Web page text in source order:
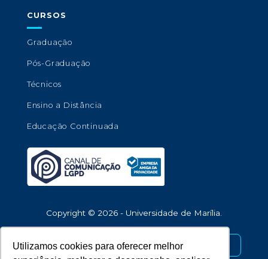
Utilizamos cookies para oferecer melhor
CURSOS
Graduação
Pós-Graduação
Técnicos
Ensino a Distância
Educação Continuada
Copyright © 2026 - Universidade de Marília.
Desenvolvido por